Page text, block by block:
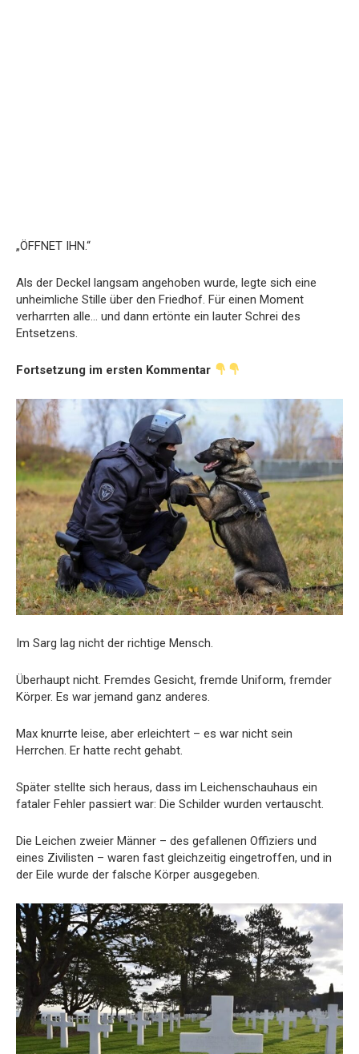
„ÖFFNET IHN.“
Als der Deckel langsam angehoben wurde, legte sich eine
unheimliche Stille über den Friedhof. Für einen Moment
verharrten alle… und dann ertönte ein lauter Schrei des
Entsetzens.
Fortsetzung im ersten Kommentar
Im Sarg lag nicht der richtige Mensch.
Überhaupt nicht. Fremdes Gesicht, fremde Uniform, fremder
Körper. Es war jemand ganz anderes.
Max knurrte leise, aber erleichtert – es war nicht sein
Herrchen. Er hatte recht gehabt.
Später stellte sich heraus, dass im Leichenschauhaus ein
fataler Fehler passiert war: Die Schilder wurden vertauscht.
Die Leichen zweier Männer – des gefallenen Offiziers und
eines Zivilisten – waren fast gleichzeitig eingetroffen, und in
der Eile wurde der falsche Körper ausgegeben.